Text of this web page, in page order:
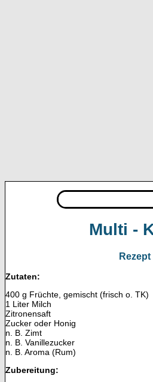
Multi -
Rezept
Zutaten:
400 g Früchte, gemischt (frisch o. TK)
1 Liter Milch
Zitronensaft
Zucker oder Honig
n. B. Zimt
n. B. Vanillezucker
n. B. Aroma (Rum)
Zubereitung: